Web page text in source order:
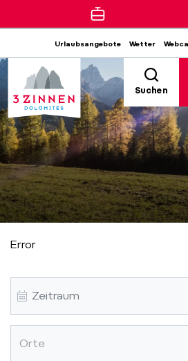
Urlaubsangebote Wetter
Suchen
Error
Orte